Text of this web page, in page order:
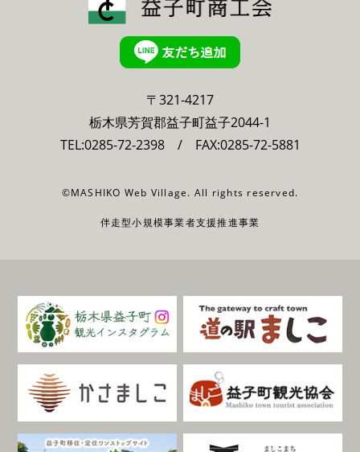
〒321-4217
栃木県芳賀郡益子町益子2044-1
TEL:0285-72-2398/ FAX:0285-72-5881
©MASHIKO Web Village. All rights reserved.
伴走型小規模事業者支援推進事業